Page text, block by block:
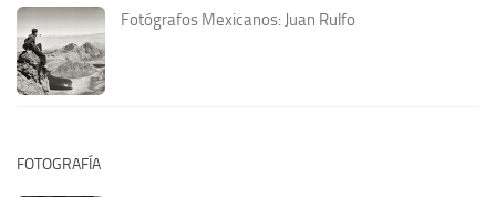
Fotógrafos Mexicanos: Juan Rulfo
FOTOGRAFÍA